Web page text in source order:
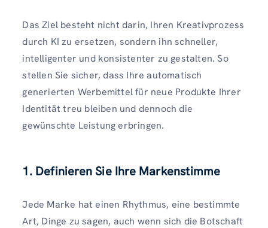
Das Ziel besteht nicht darin, Ihren Kreativprozess
durch KI zu ersetzen, sondern ihn schneller,
intelligenter und konsistenter zu gestalten. So
stellen Sie sicher, dass Ihre automatisch
generierten Werbemittel für neue Produkte Ihrer
Identität treu bleiben und dennoch die
gewünschte Leistung erbringen.
1. Definieren Sie Ihre Markenstimme
Jede Marke hat einen Rhythmus, eine bestimmte
Art, Dinge zu sagen, auch wenn sich die Botschaft